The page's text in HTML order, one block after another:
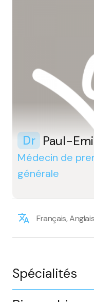
Dr Paul-
Médecin de
générale
Français, Anglais
Spécialités